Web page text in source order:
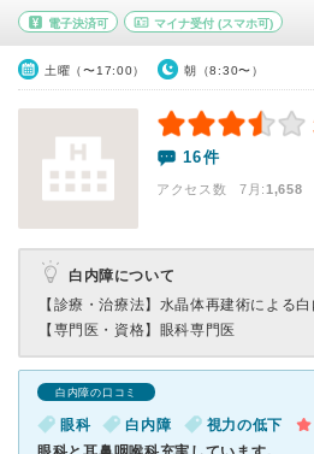
電子決済可 マイナ受付(スマホ可)
土曜（〜17:00） 朝（8:30〜）
16件
アクセス数 7月:1,658
白内障について
【診療・治療法】 水晶体再建術による
【専門医・資格】 眼科専門医
白内障の口コミ
眼科 白内障 視力の低下